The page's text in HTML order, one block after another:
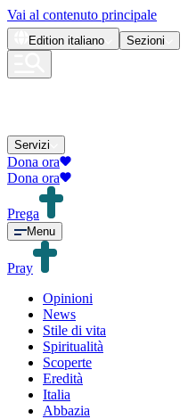
Vai al contenuto principale
Edition italiano Sezioni
Servizi
Dona ora
Dona ora
Prega
Menu
Pray
Opinioni
News
Stile di vita
Spiritualità
Scoperte
Eredità
Italia
Abbazia